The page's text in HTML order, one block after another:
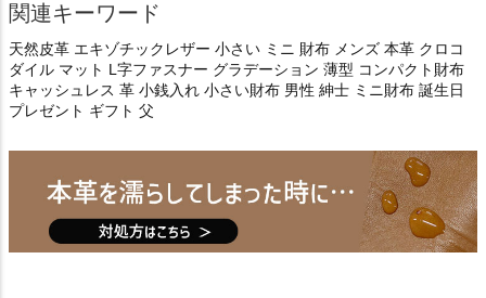
関連キーワード
天然皮革 エキゾチックレザー 小さい ミニ 財布 メンズ 本革 クロコ
ダイル マット L字ファスナー グラデーション 薄型 コンパクト財布
キャッシュレス 革 小銭入れ 小さい財布 男性 紳士 ミニ財布 誕生日
プレゼント ギフト 父